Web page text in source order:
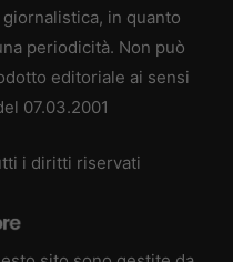
in quanto
periodicità. Non può
editoriale ai sensi
07.03.2001
i diritti riservati